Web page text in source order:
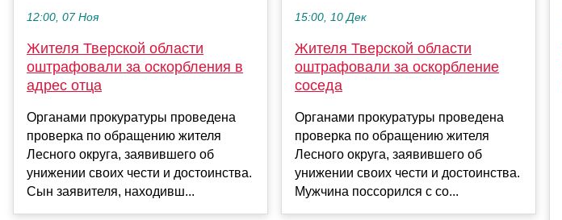
12:00, 07 Ноя
Жителя Тверской области
оштрафовали за оскорбления в
адрес отца
Органами прокуратуры проведена
проверка по обращению жителя
Лесного округа, заявившего об
унижении своих чести и достоинства.
Сын заявителя, находивш...
15:00, 10 Дек
Жителя Тверской области
оштрафовали за оскорбление
соседа
Органами прокуратуры проведена
проверка по обращению жителя
Лесного округа, заявившего об
унижении своих чести и достоинства.
Мужчина поссорился с со...